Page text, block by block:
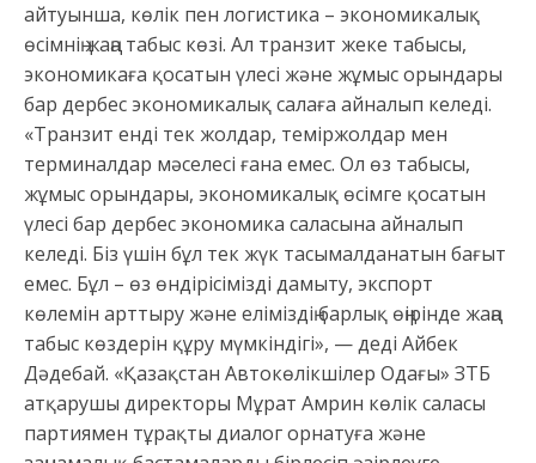
айтуынша, көлік пен логистика – экономикалық
өсімнің жаңа табыс көзі. Ал транзит жеке табысы,
экономикаға қосатын үлесі жəне жұмыс орындары
бар дербес экономикалық салаға айналып келеді.
«Транзит енді тек жолдар, теміржолдар мен
терминалдар мəселесі ғана емес. Ол өз табысы,
жұмыс орындары, экономикалық өсімге қосатын
үлесі бар дербес экономика саласына айналып
келеді. Біз үшін бұл тек жүк тасымалданатын бағыт
емес. Бұл – өз өндірісімізді дамыту, экспорт
көлемін арттыру жəне еліміздің барлық өңірінде жаңа
табыс көздерін құру мүмкіндігі», — деді Айбек
Дəдебай. «Қазақстан Автокөлікшілер Одағы» ЗТБ
атқарушы директоры Мұрат Амрин көлік саласы
партиямен тұрақты диалог орнатуға жəне